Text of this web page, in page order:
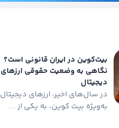
بیت‌کوین در ایران قانونی است؟
نگاهی به وضعیت حقوقی ارزهای
دیجیتال
در سال‌های اخیر، ارزهای دیجیتال
به‌ویژه بیت کوین، به یکی از ...